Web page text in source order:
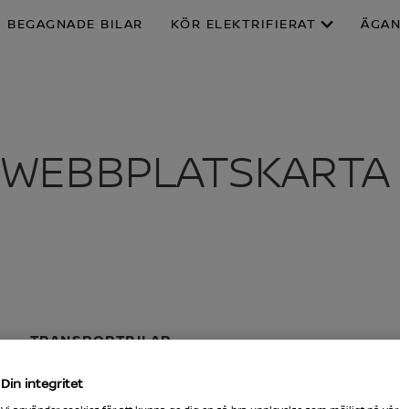
BEGAGNADE BILAR KÖR ELEKTRIFIERAT
WEBBPLATSKARTA
TRANSPORTBILAR
Din integritet